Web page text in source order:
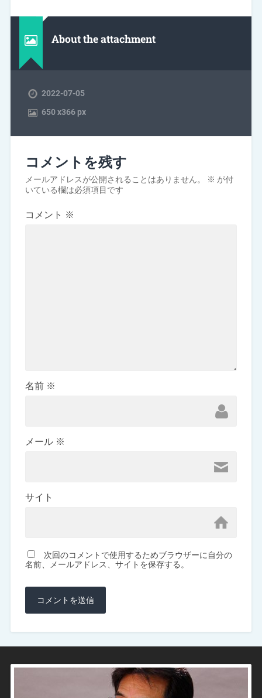
About the attachment
2022-07-05
650x366 px
コメントを残す
メールアドレスが公開されることはありません。 ※ が付
いている欄は必須項目です
コメント ※
名前 ※
メール ※
サイト
次回のコメントで使用するためブラウザーに自分の
名前、メールアドレス、サイトを保存する。